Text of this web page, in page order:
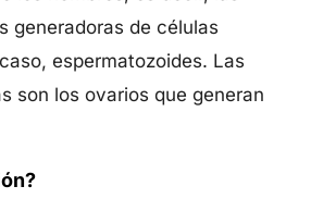
generadoras de células
espermatozoides. Las
son los ovarios que generan